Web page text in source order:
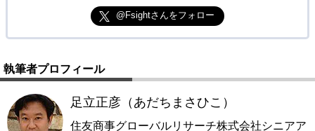
@Fsightさんをフォロー
執筆者プロフィール
足立正彦（あだちまさひこ）
住友商事グローバルリサーチ株式会社シニアア